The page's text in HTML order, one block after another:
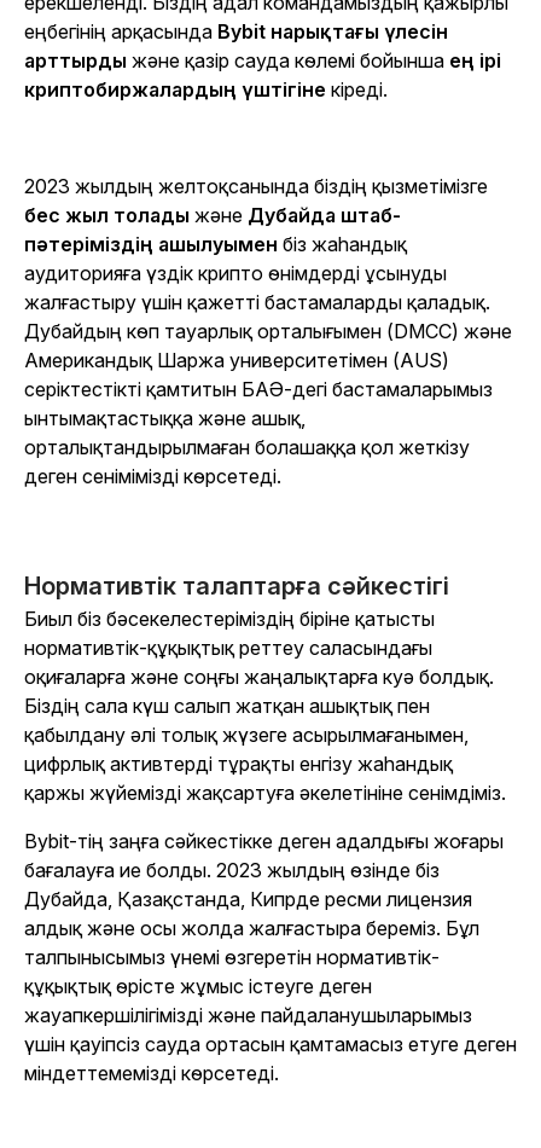
еңбегінің арқасында Bybit нарықтағы үлесін
арттырды және қазір сауда көлемі бойынша ең ірі
криптобиржалардың үштігіне кіреді.
2023 жылдың желтоқсанында біздің қызметімізге
бес жыл толады және Дубайда штаб-
пәтеріміздің ашылуымен біз жаһандық
аудиторияға үздік крипто өнімдерді ұсынуды
жалғастыру үшін қажетті бастамаларды қаладық.
Дубайдың көп тауарлық орталығымен (DMCC) және
Американдық Шаржа университетімен (AUS)
серіктестікті қамтитын БАӘ-дегі бастамаларымыз
ынтымақтастыққа және ашық,
орталықтандырылмаған болашаққа қол жеткізу
деген сенімімізді көрсетеді.
Нормативтік талаптарға сәйкестігі
Биыл біз бәсекелестеріміздің біріне қатысты
нормативтік-құқықтық реттеу саласындағы
оқиғаларға және соңғы жаңалықтарға куә болдық.
Біздің сала күш салып жатқан ашықтық пен
қабылдану әлі толық жүзеге асырылмағанымен,
цифрлық активтерді тұрақты енгізу жаһандық
қаржы жүйемізді жақсартуға әкелетініне сенімдіміз.
Bybit-тің заңға сәйкестікке деген адалдығы жоғары
бағалауға ие болды. 2023 жылдың өзінде біз
Дубайда, Қазақстанда, Кипрде ресми лицензия
алдық және осы жолда жалғастыра береміз. Бұл
талпынысымыз үнемі өзгеретін нормативтік-
құқықтық өрісте жұмыс істеуге деген
жауапкершілігімізді және пайдаланушыларымыз
үшін қауіпсіз сауда ортасын қамтамасыз етуге деген
міндеттемемізді көрсетеді.